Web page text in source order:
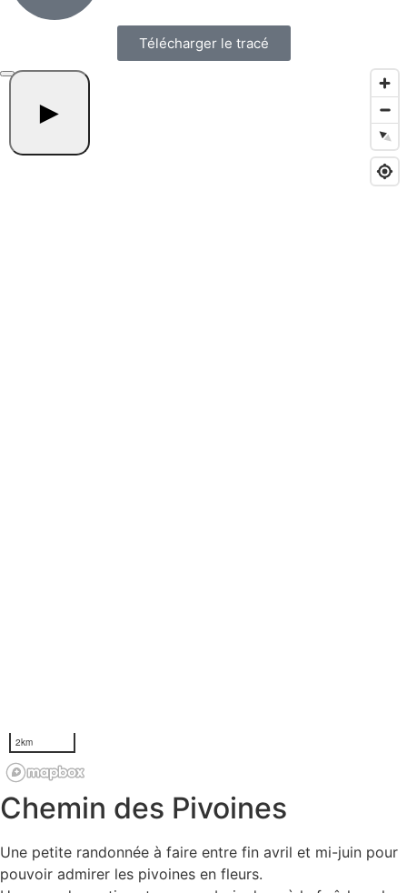
Télécharger le tracé
Chemin des Pivoines
Une petite randonnée à faire entre fin avril et mi-juin pour
pouvoir admirer les pivoines en fleurs.